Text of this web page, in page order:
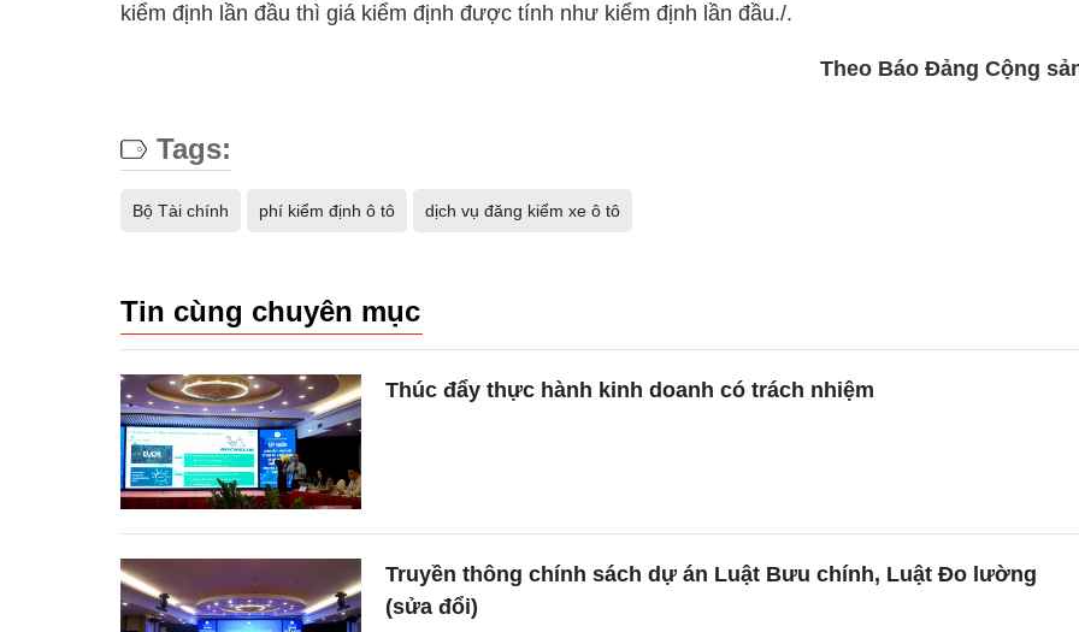
kiểm định lần đầu thì giá kiểm định được tính như kiểm định lần đầu./.
Theo Báo Đảng Cộng
Tags:
Bộ Tài chính phí kiểm định ô tô dịch vụ đăng kiểm xe ô tô
Tin cùng chuyên mục
Thúc đẩy thực hành kinh doanh có trách nhiệm
Truyền thông chính sách dự án Luật Bưu chính, Luật Đo lường
(sửa đổi)